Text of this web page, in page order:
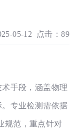
05-12 点击：89
手段，涵盖物理
专业检测需依据
规范，重点针对